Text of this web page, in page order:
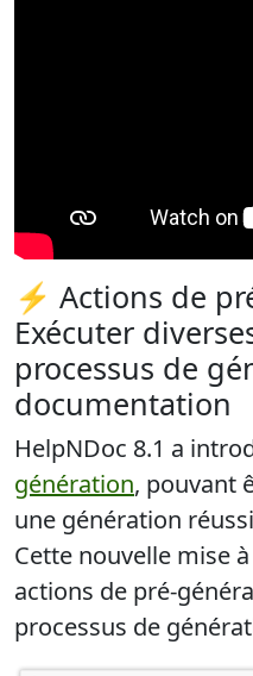
⚡ Actions de
Exécuter
processus de
documentation
HelpNDoc 8.1 a
génération, pouvant
une génération
Cette nouvelle mise
actions de pré-
processus de